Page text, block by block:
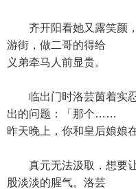
齐开阳看她又露笑颜，
游街，做二哥的得给
义弟牵马人前显贵。
临出门时洛芸茵着实忍
出的问题：「那个……
昨天晚上，你和皇后娘娘
真元无法汲取，想要让
股淡淡的腥气。洛芸